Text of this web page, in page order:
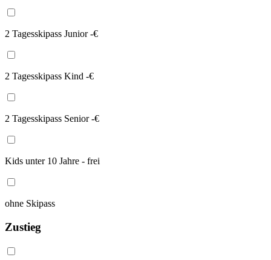
2 Tagesskipass Junior -€
2 Tagesskipass Kind -€
2 Tagesskipass Senior -€
Kids unter 10 Jahre - frei
ohne Skipass
Zustieg